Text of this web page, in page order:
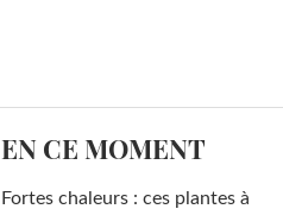
EN CE MOMENT
Fortes chaleurs : ces plantes à